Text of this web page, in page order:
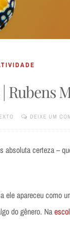
Rubens
DEIXE UM
absoluta certeza –
apareceu como
do gênero. Na